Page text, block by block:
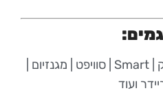
קורטז | קל-אופן | גרין-בייק | Smart | סוויפט | מגנזיום |